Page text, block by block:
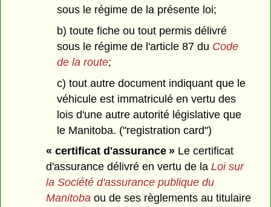
sous le régime de la présente loi;
b) toute fiche ou tout permis délivré
sous le régime de l'article 87 du Code
de la route;
c) tout autre document indiquant que le
véhicule est immatriculé en vertu des
lois d'une autre autorité législative que
le Manitoba. ("registration card")
« certificat d'assurance » Le certificat
d'assurance délivré en vertu de laLoi sur
la Société d'assurance publique du
Manitoba ou de ses règlements au titulaire